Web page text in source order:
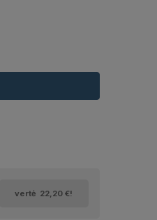
vertė 22,20 €!